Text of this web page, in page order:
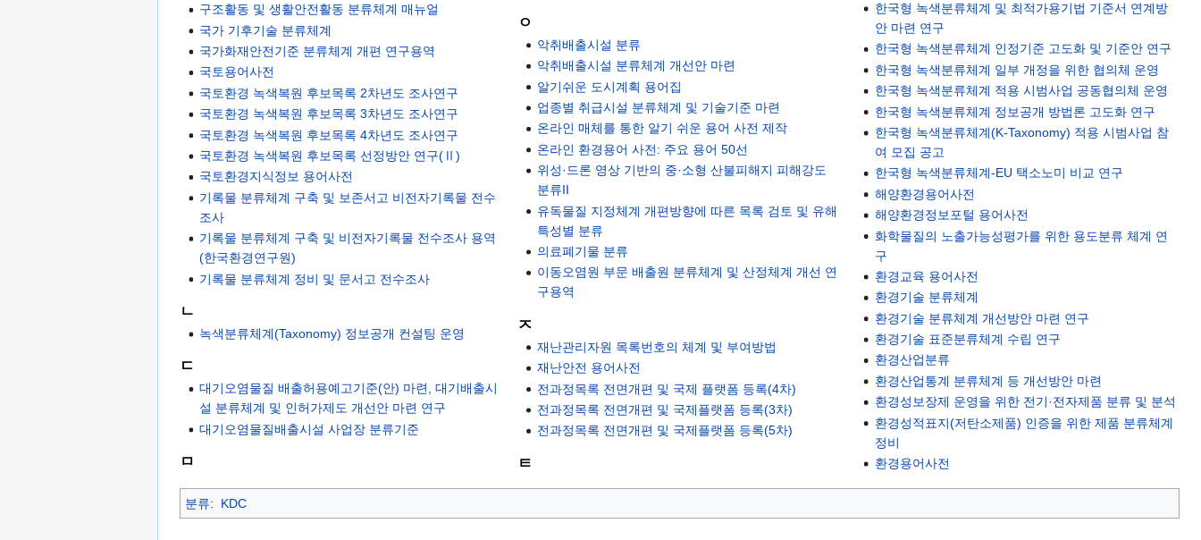
구조활동 및 생활안전활동 분류체계 매뉴얼
국가 기후기술 분류체계
국가화재안전기준 분류체계 개편 연구용역
국토용어사전
국토환경 녹색복원 후보목록 2차년도 조사연구
국토환경 녹색복원 후보목록 3차년도 조사연구
국토환경 녹색복원 후보목록 4차년도 조사연구
국토환경 녹색복원 후보목록 선정방안 연구(Ⅱ)
국토환경지식정보 용어사전
기록물 분류체계 구축 및 보존서고 비전자기록물 전수
조사
기록물 분류체계 구축 및 비전자기록물 전수조사 용역
(한국환경연구원)
기록물 분류체계 정비 및 문서고 전수조사
ㄴ
녹색분류체계(Taxonomy) 정보공개 컨설팅 운영
ㄷ
대기오염물질 배출허용예고기준(안) 마련, 대기배출시
설 분류체계 및 인허가제도 개선안 마련 연구
대기오염물질배출시설 사업장 분류기준
ㅁ
ㅇ
악취배출시설 분류
악취배출시설 분류체계 개선안 마련
알기쉬운 도시계획 용어집
업종별 취급시설 분류체계 및 기술기준 마련
온라인 매체를 통한 알기 쉬운 용어 사전 제작
온라인 환경용어 사전: 주요 용어 50선
위성·드론 영상 기반의 중·소형 산불피해지 피해강도
분류II
유독물질 지정체계 개편방향에 따른 목록 검토 및 유해
특성별 분류
의료폐기물 분류
이동오염원 부문 배출원 분류체계 및 산정체계 개선 연
구용역
ㅈ
재난관리자원 목록번호의 체계 및 부여방법
재난안전 용어사전
전과정목록 전면개편 및 국제 플랫폼 등록(4차)
전과정목록 전면개편 및 국제플랫폼 등록(3차)
전과정목록 전면개편 및 국제플랫폼 등록(5차)
ㅌ
한국형 녹색분류체계 및 최적가용기법 기준서 연계방
안 마련 연구
한국형 녹색분류체계 인정기준 고도화 및 기준안 연구
한국형 녹색분류체계 일부 개정을 위한 협의체 운영
한국형 녹색분류체계 적용 시범사업 공동협의체 운영
한국형 녹색분류체계 정보공개 방법론 고도화 연구
한국형 녹색분류체계(K-Taxonomy) 적용 시범사업 참
여 모집 공고
한국형 녹색분류체계-EU 택소노미 비교 연구
해양환경용어사전
해양환경정보포털 용어사전
화학물질의 노출가능성평가를 위한 용도분류 체계 연
구
환경교육 용어사전
환경기술 분류체계
환경기술 분류체계 개선방안 마련 연구
환경기술 표준분류체계 수립 연구
환경산업분류
환경산업통계 분류체계 등 개선방안 마련
환경성보장제 운영을 위한 전기·전자제품 분류 및 분석
환경성적표지(저탄소제품) 인증을 위한 제품 분류체계
정비
환경용어사전
분류: KDC